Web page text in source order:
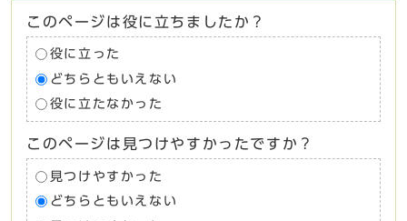
このページは役に立ちましたか？
役に立った
どちらともいえない
役に立たなかった
このページは見つけやすかったですか？
見つけやすかった
どちらともいえない